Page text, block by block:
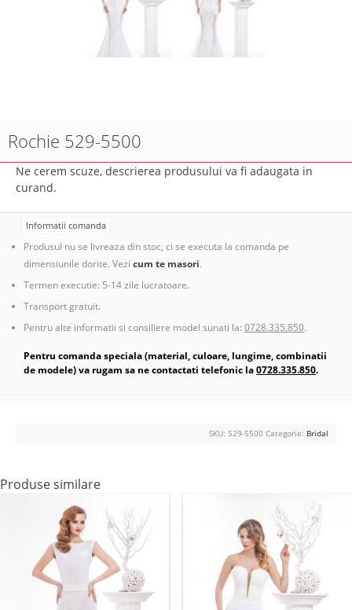
Rochie 529-5500
Ne cerem scuze, descrierea produsului va fi adaugata in
curand.
Informatii comanda
Produsul nu se livreaza din stoc, ci se executa la comanda pe
dimensiunile dorite. Vezi cum te masori.
Termen executie: 5-14 zile lucratoare.
Transport gratuit.
Pentru alte informatii si consiliere model sunati la: 0728.335.850.
Pentru comanda speciala (material, culoare, lungime, combinatii
de modele) va rugam sa ne contactati telefonic la0728.335.850.
SKU: 529-5500 Categorie: Bridal
Produse similare